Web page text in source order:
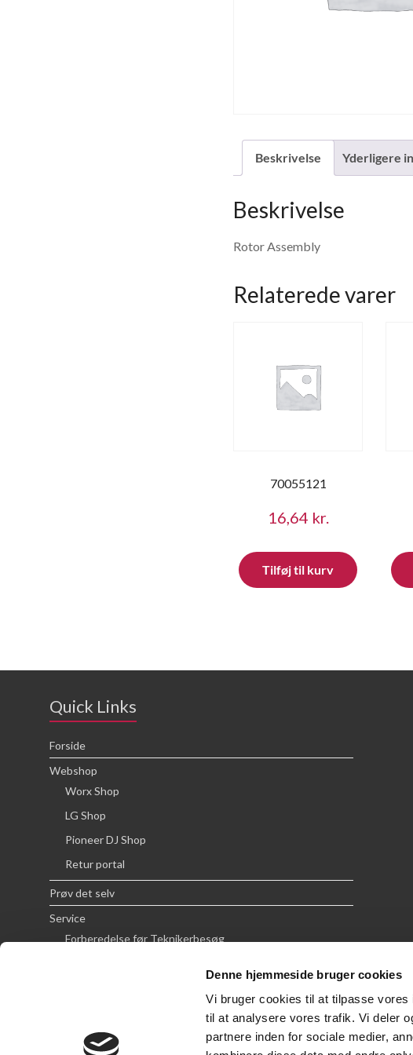
Denne hjemmeside bruger cookies
Vi bruger cookies til at tilpasse
til at analysere vores trafik. Vi deler
partnere inden for sociale medier,
Beskrivelse Yderligere
Beskrivelse
Rotor Assembly
Relaterede varer
70055121
16,64 kr.
Tilføj til kurv
Quick Links
Forside
Webshop
Worx Shop
LG Shop
Pioneer DJ Shop
Retur portal
Prøv det selv
Service
Forberedelse før Teknikerbesøg
Handelsbetingelser